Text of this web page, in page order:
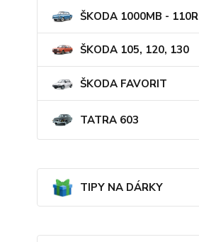
ŠKODA 1000MB - 110R
ŠKODA 105, 120, 130
ŠKODA FAVORIT
TATRA 603
TIPY NA DÁRKY